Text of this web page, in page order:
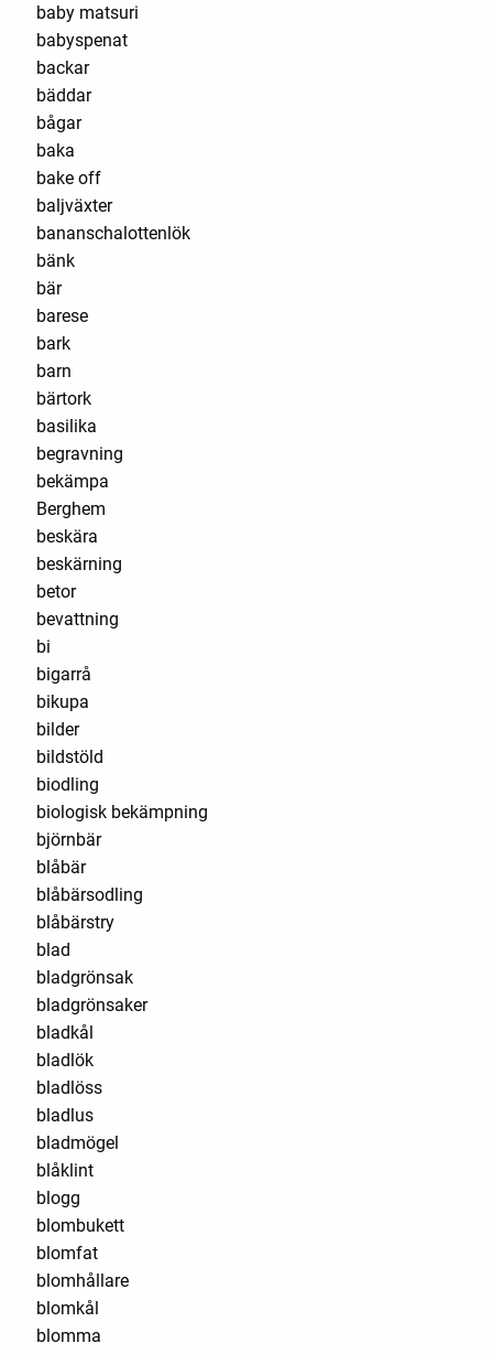
baby matsuri
babyspenat
backar
bäddar
bågar
baka
bake off
baljväxter
bananschalottenlök
bänk
bär
barese
bark
barn
bärtork
basilika
begravning
bekämpa
Berghem
beskära
beskärning
betor
bevattning
bi
bigarrå
bikupa
bilder
bildstöld
biodling
biologisk bekämpning
björnbär
blåbär
blåbärsodling
blåbärstry
blad
bladgrönsak
bladgrönsaker
bladkål
bladlök
bladlöss
bladlus
bladmögel
blåklint
blogg
blombukett
blomfat
blomhållare
blomkål
blomma